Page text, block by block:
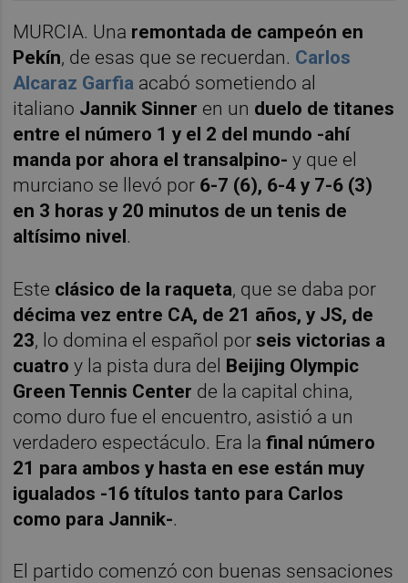
MURCIA. Una remontada de campeón en
Pekín, de esas que se recuerdan. Carlos
Alcaraz Garfia acabó sometiendo al
italiano Jannik Sinner en un duelo de titanes
entre el número 1 y el 2 del mundo -ahí
manda por ahora el transalpino- y que el
murciano se llevó por 6-7 (6), 6-4 y 7-6 (3)
en 3 horas y 20 minutos de un tenis de
altísimo nivel .
Este clásico de la raqueta, que se daba por
décima vez entre CA, de 21 años, y JS, de
23, lo domina el español porseis victorias a
cuatroy la pista dura del Beijing Olympic
Green Tennis Center de la capital china,
como duro fue el encuentro, asistió a un
verdadero espectáculo. Era lafinal número
21 para ambos y hasta en ese están muy
igualados -16 títulos tanto para Carlos
como para Jannik-.
El partido comenzó con buenas sensaciones